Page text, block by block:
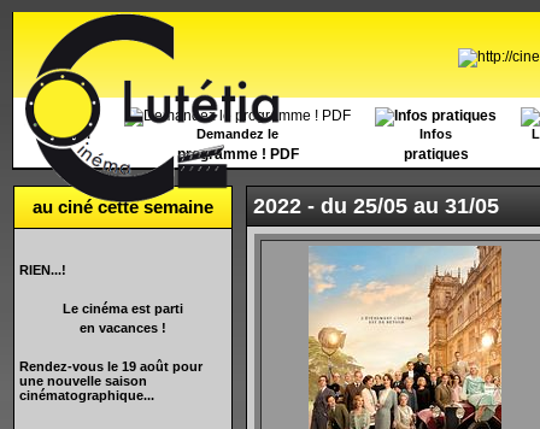
Accueil Demandez le
programme ! PDF
Infos
pratiques
au ciné cette semaine
RIEN...!
Le cinéma est parti
en vacances !
Rendez-vous le 19 août pour
une nouvelle saison
cinématographique...
2022 - du 25/05 au 31/05